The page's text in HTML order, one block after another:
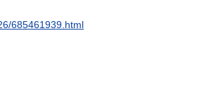
/685461939 html